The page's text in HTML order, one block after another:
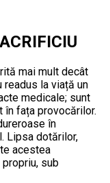
mai mult decât
readus la viață un
medicale; sunt
fața provocărilor.
în
Lipsa dotărilor,
acestea
sub